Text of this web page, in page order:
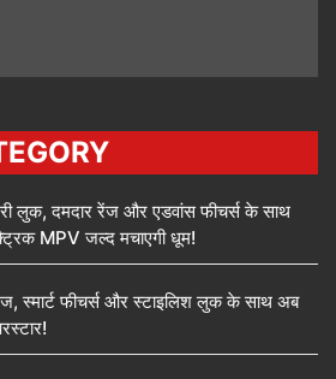
लुक, दमदार रेंज और एडवांस फीचर्स के साथ
MPV जल्द मचाएगी धूम!
स्मार्ट फीचर्स और स्टाइलिश लुक के साथ अब